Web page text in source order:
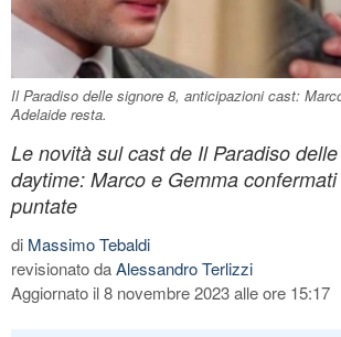
Il Paradiso delle signore 8, anticipazioni cast:
Adelaide resta.
Le novità sul cast de Il Paradiso
daytime: Marco e Gemma
puntate
di Massimo Tebaldi
revisionato daAlessandro Terlizzi
Aggiornato il 8 novembre 2023 alle ore 15:17